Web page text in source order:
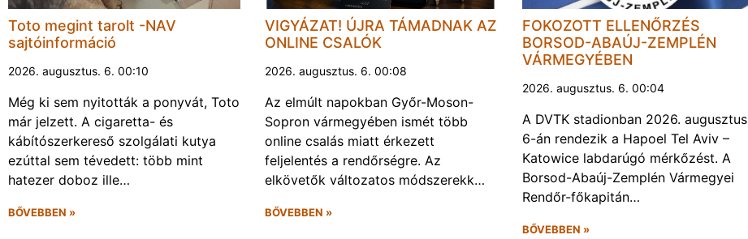
Toto megint tarolt -NAV
sajtóinformáció
2026. augusztus. 6. 00:10
Még ki sem nyitották a ponyvát, Toto
már jelzett. A cigaretta- és
kábítószerkereső szolgálati kutya
ezúttal sem tévedett: több mint
hatezer doboz ille…
BŐVEBBEN »
VIGYÁZAT! ÚJRA TÁMADNAK AZ
ONLINE CSALÓK
2026. augusztus. 6. 00:08
Az elmúlt napokban Győr-Moson-
Sopron vármegyében ismét több
online csalás miatt érkezett
feljelentés a rendőrségre. Az
elkövetők változatos módszerekk…
BŐVEBBEN »
FOKOZOTT ELLENŐRZÉS
BORSOD-ABAÚJ-ZEMPLÉN
VÁRMEGYÉBEN
2026. augusztus. 6. 00:04
A DVTK stadionban 2026. augusztus
6-án rendezik a Hapoel Tel Aviv –
Katowice labdarúgó mérkőzést. A
Borsod-Abaúj-Zemplén Vármegyei
Rendőr-főkapitán…
BŐVEBBEN »